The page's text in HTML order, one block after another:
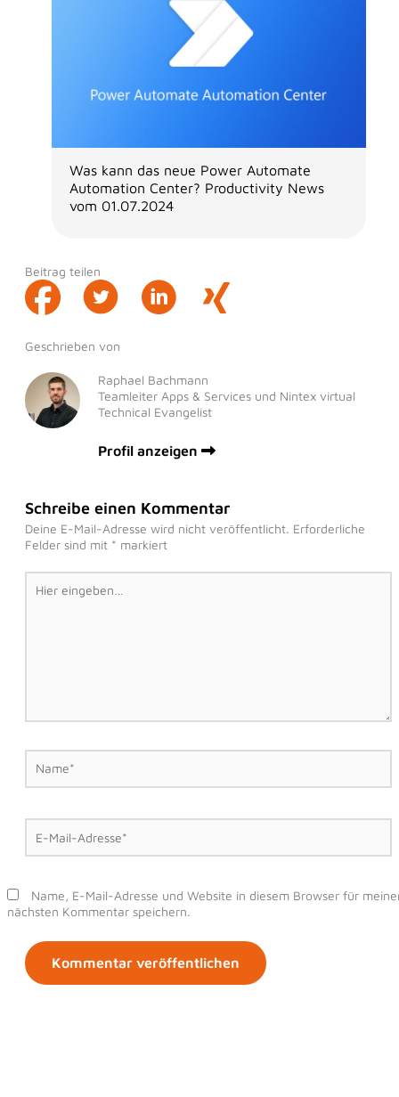
Was kann das neue Power Automate
Automation Center? Productivity News
vom 01.07.2024
Beitrag teilen
Geschrieben von
Raphael Bachmann
Teamleiter Apps & Services und Nintex virtual
Technical Evangelist
Profil anzeigen
Schreibe einen Kommentar
Deine E-Mail-Adresse wird nicht veröffentlicht. Erforderliche
Felder sind mit * markiert
Hier
eingeben…
Name*
E-
Mail-
Adresse*
Name, E-Mail-Adresse und Website in diesem Browser für
nächsten Kommentar speichern.